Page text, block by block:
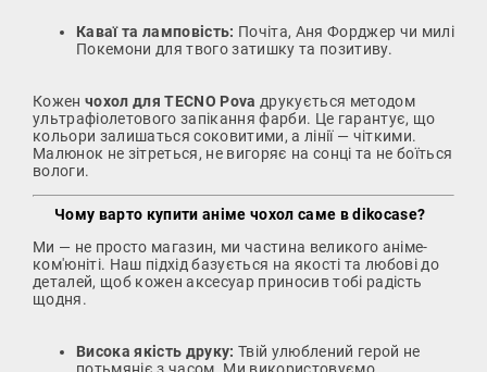
Каваї та ламповість: Почіта, Аня Форджер чи милі
Покемони для твого затишку та позитиву.
Кожен чохол для TECNO Pova друкується методом
ультрафіолетового запікання фарби. Це гарантує, що
кольори залишаться соковитими, а лінії — чіткими.
Малюнок не зітреться, не вигоряє на сонці та не боїться
вологи.
Чому варто купити аніме чохол саме в dikocase?
Ми — не просто магазин, ми частина великого аніме-
ком'юніті. Наш підхід базується на якості та любові до
деталей, щоб кожен аксесуар приносив тобі радість
щодня.
Висока якість друку: Твій улюблений герой не
потьмяніє з часом. Ми використовуємо